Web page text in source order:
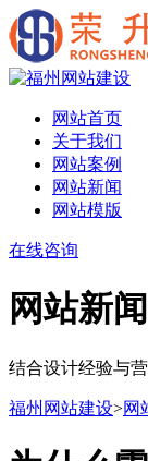
网站首页
关于我们
网站案例
网站新闻
网站模版
在线咨询
网站新闻
结合设计经验与
福州网站建设>网